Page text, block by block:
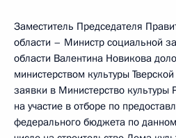
Заместитель Председателя
области – Министр социальной
области Валентина Новикова
министерством культуры
заявки в Министерство
на участие в отборе по
федерального бюджета по